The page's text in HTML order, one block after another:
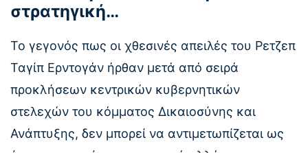
στρατηγική…
Το γεγονός πως οι χθεσινές απειλές του Ρετζεπ
Ταγίπ Ερντογάν ήρθαν μετά από σειρά
προκλήσεων κεντρικών κυβερνητικών
στελεχών του κόμματος Δικαιοσύνης και
Ανάπτυξης, δεν μπορεί να αντιμετωπίζεται ως